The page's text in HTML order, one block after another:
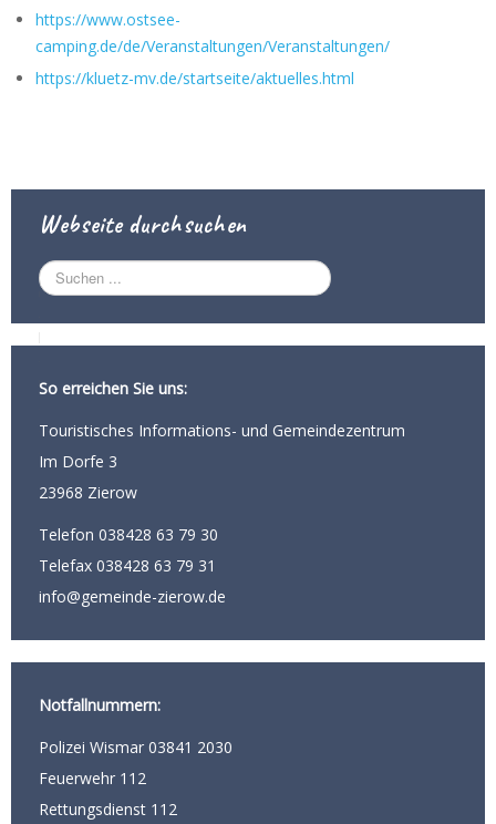
https://www.ostsee-
camping.de/de/Veranstaltungen/Veranstaltungen/
https://kluetz-mv.de/startseite/aktuelles.html
Webseite durchsuchen
S
u
n
.
So erreichen Sie uns:
Touristisches Informations- und Gemeindezentrum
Im Dorfe 3
23968 Zierow
Telefon 038428 63 79 30
Telefax 038428 63 79 31
info@gemeinde-zierow.de
Notfallnummern:
Polizei Wismar 03841 2030
Feuerwehr 112
Rettungsdienst 112